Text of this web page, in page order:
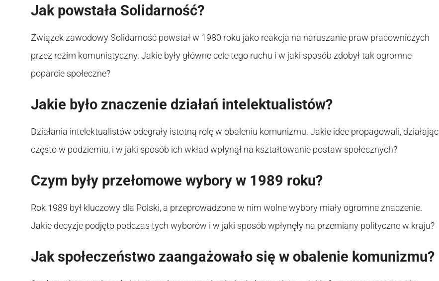
Jak powstała Solidarność?
Związek zawodowy Solidarność powstał w 1980 roku jako reakcja na naruszanie praw pracowniczych
przez reżim komunistyczny. Jakie były główne cele tego ruchu i w jaki sposób zdobył tak ogromne
poparcie społeczne?
Jakie było znaczenie działań intelektualistów?
Działania intelektualistów odegrały istotną rolę w obaleniu komunizmu. Jakie idee propagowali, działając
często w podziemiu, i w jaki sposób ich wkład wpłynął na kształtowanie postaw społecznych?
Czym były przełomowe wybory w 1989 roku?
Rok 1989 był kluczowy dla Polski, a przeprowadzone w nim wolne wybory miały ogromne znaczenie.
Jakie decyzje podjęto podczas tych wyborów i w jaki sposób wpłynęły na przemiany polityczne w kraju?
Jak społeczeństwo zaangażowało się w obalenie komunizmu?